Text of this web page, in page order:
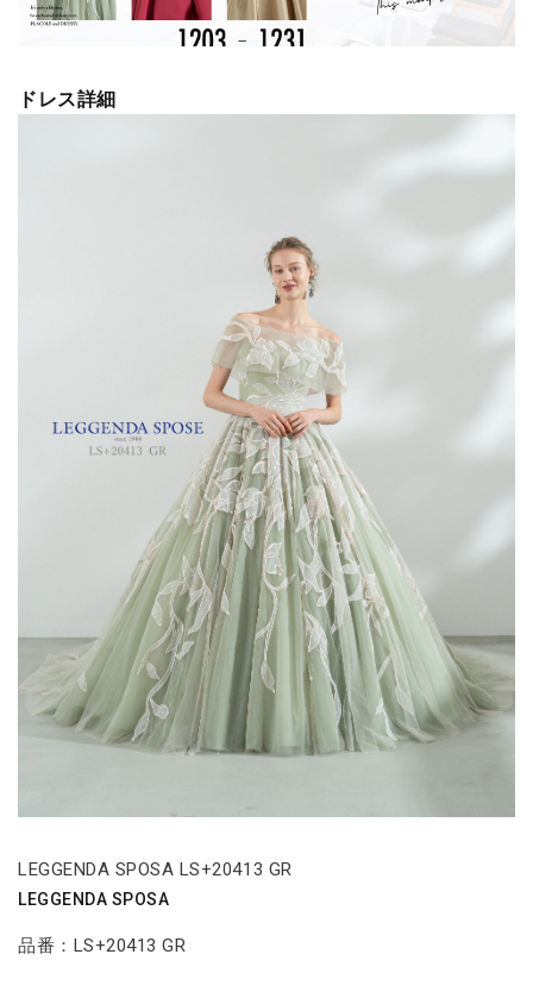
ドレス詳細
LEGGENDA SPOSA LS+20413 GR
LEGGENDA SPOSA
品番：LS+20413 GR